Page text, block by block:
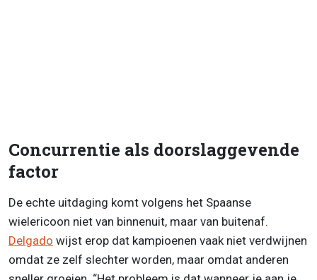
Concurrentie als doorslaggevende
factor
De echte uitdaging komt volgens het Spaanse
wielericoon niet van binnenuit, maar van buitenaf.
Delgado wijst erop dat kampioenen vaak niet verdwijnen
omdat ze zelf slechter worden, maar omdat anderen